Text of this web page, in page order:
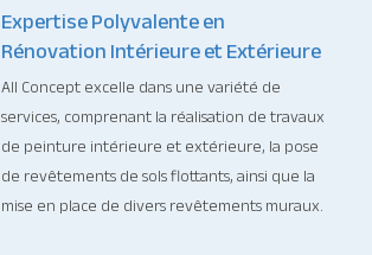
Expertise Polyvalente en
Rénovation Intérieure et Extérieure
All Concept excelle dans une variété de
services, comprenant la réalisation de travaux
de peinture intérieure et extérieure, la pose
de revêtements de sols flottants, ainsi que la
mise en place de divers revêtements muraux.